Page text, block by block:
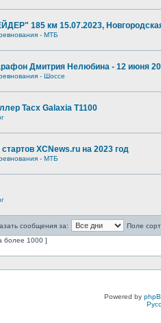
185 км 15.07.2023,
- МТБ
Дмитрия Нелюбина - 12 июня
- Шоссе
Tacx Galaxia T1100
XCNews.ru на 2023 год
- МТБ
сообщения за:
Поле
более 1000 ]
Powered by